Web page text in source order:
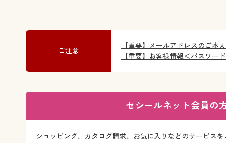
ジュニア・ティーンズ下着
ご注意
【重要】メールアドレスのご本
【重要】お客様情報＜パスワー
セシールネット会員の
ショッピング、カタログ請求、お気に入りなどのサービスを